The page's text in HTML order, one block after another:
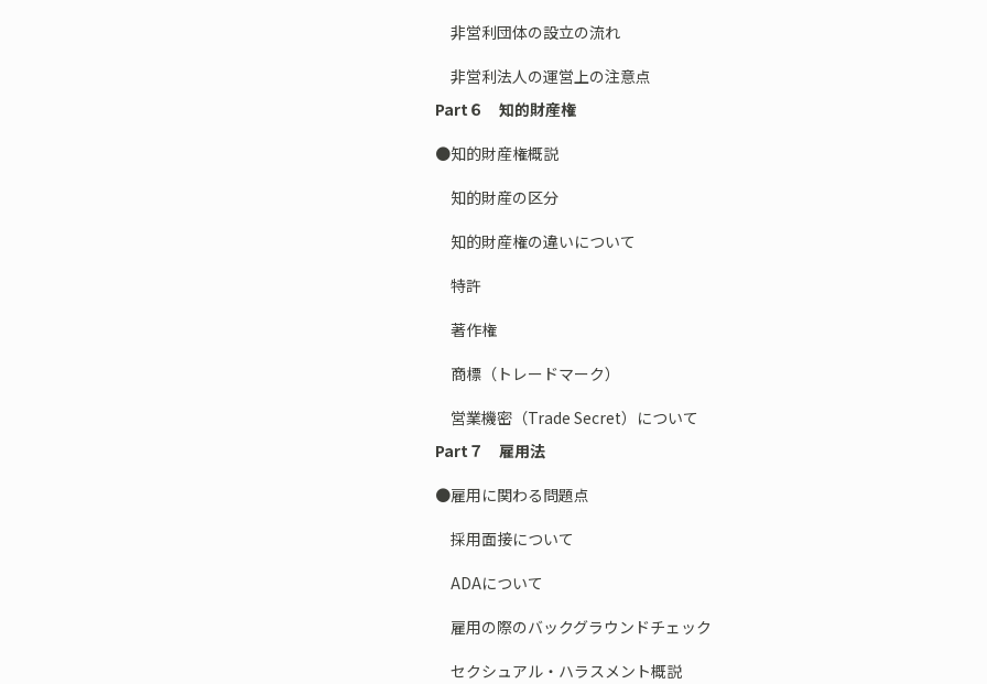
非営利団体の設立の流れ
非営利法人の運営上の注意点
Part６ 知的財産権
●知的財産権概説
知的財産の区分
知的財産権の違いについて
特許
著作権
商標（トレードマーク）
営業機密（Trade Secret）について
Part７ 雇用法
●雇用に関わる問題点
採用面接について
ADAについて
雇用の際のバックグラウンドチェック
セクシュアル・ハラスメント概説